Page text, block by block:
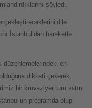
söyledi.
dile
İstanbul’dan hareketle
düzenlemelerindeki en
dikkati çekerek,
bir kruvaziyer turu satın
programda olup